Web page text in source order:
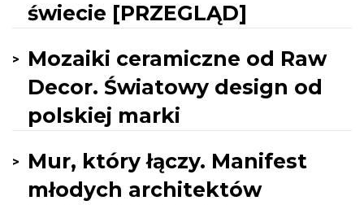
świecie [PRZEGLĄD]
Mozaiki ceramiczne od Raw
Decor. Światowy design od
polskiej marki
Mur, który łączy. Manifest
młodych architektów